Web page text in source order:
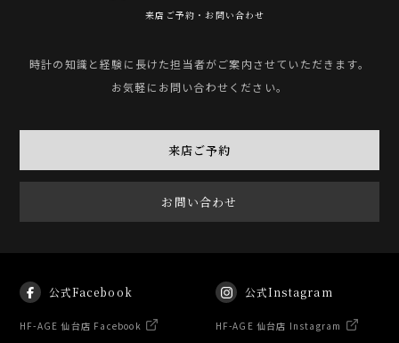
来店ご予約・お問い合わせ
時計の知識と経験に長けた担当者がご案内させていただきます。
お気軽にお問い合わせください。
来店ご予約
お問い合わせ
公式Facebook
HF-AGE 仙台店 Facebook
公式Instagram
HF-AGE 仙台店 Instagram